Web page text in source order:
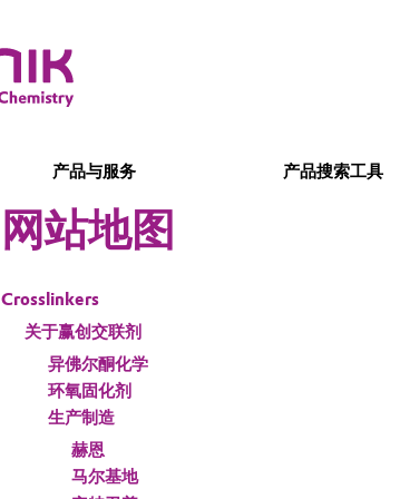
产品与服务 产品搜索工具
网站地图
Crosslinkers
关于赢创交联剂
异佛尔酮化学
环氧固化剂
生产制造
赫恩
马尔基地